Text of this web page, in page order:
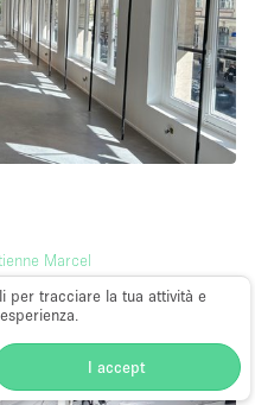
per tracciare la tua attività e
I accept
Marcel